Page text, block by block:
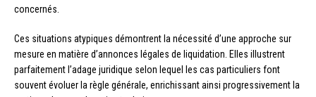
concernés.
Ces situations atypiques démontrent la nécessité d’une approche sur
mesure en matière d’annonces légales de liquidation. Elles illustrent
parfaitement l’adage juridique selon lequel les cas particuliers font
souvent évoluer la règle générale, enrichissant ainsi progressivement la